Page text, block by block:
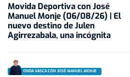
Movida Deportiva con José
Manuel Monje (06/08/26) | El
nuevo destino de Julen
Agirrezabala, una incógnita
ONDA VASCA CON JOSÉ MANUEL MONJE